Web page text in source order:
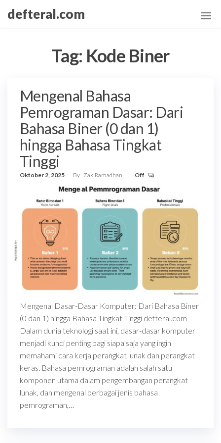
Skipdefteral.com
Tag: Kode Biner
Mengenal Bahasa
Pemrograman Dasar: Dari
Bahasa Biner (0 dan 1)
hingga Bahasa Tingkat
Tinggi
Oktober 2, 2025 By ZakiRamadhan Off
Mengenal Dasar-Dasar Komputer: Dari Bahasa Biner
(0 dan 1) hingga Bahasa Tingkat Tinggi defteral.com –
Dalam dunia teknologi saat ini, dasar-dasar komputer
menjadi kunci penting bagi siapa saja yang ingin
memahami cara kerja perangkat lunak dan perangkat
keras. Bahasa pemrograman adalah salah satu
komponen utama dalam pengembangan perangkat
lunak, dan mengenal berbagai jenis bahasa
pemrograman,…